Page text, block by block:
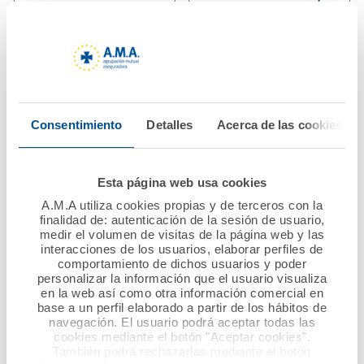
Consentimiento Detalles Acerca de las cookies
Esta página web usa cookies
A.M.A utiliza cookies propias y de terceros con la
finalidad de: autenticación de la sesión de usuario,
medir el volumen de visitas de la página web y las
interacciones de los usuarios, elaborar perfiles de
comportamiento de dichos usuarios y poder
personalizar la información que el usuario visualiza
en la web así como otra información comercial en
base a un perfil elaborado a partir de los hábitos de
navegación. El usuario podrá aceptar todas las
cookies mediante el botón "Aceptar cookies".
También podrá rechazarlas mediante el botón
avances del proyecto
“Ciencia con
Premios INESE por la
Fundación A.M.A.